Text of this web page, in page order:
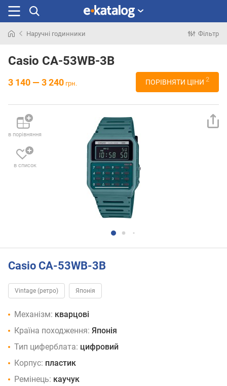
раніше
Наручні годинники Фільтр
Casio CA-53WB-3B
3 140 — 3 240 грн. ПОРІВНЯТИ ЦІНИ 2
в порівняння
в список
Casio CA-53WB-3B
Vintage (ретро) Японія
Механізм: кварцові
Країна походження: Японія
Тип циферблата: цифровий
Корпус: пластик
Ремінець: каучук